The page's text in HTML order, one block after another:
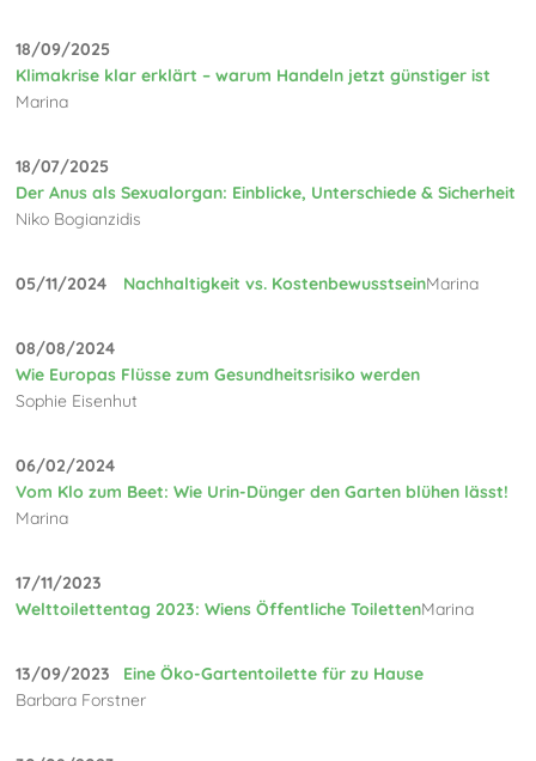
18/09/2025
Klimakrise klar erklärt – warum Handeln jetzt günstiger ist
Marina
18/07/2025
Der Anus als Sexualorgan: Einblicke, Unterschiede & Sicherheit
Niko Bogianzidis
05/11/2024 Nachhaltigkeit vs. KostenbewusstseinMarina
08/08/2024
Wie Europas Flüsse zum Gesundheitsrisiko werden
Sophie Eisenhut
06/02/2024
Vom Klo zum Beet: Wie Urin-Dünger den Garten blühen lässt!
Marina
17/11/2023
Welttoilettentag 2023: Wiens Öffentliche ToilettenMarina
13/09/2023
Eine Öko-Gartentoilette für zu Hause
Barbara Forstner